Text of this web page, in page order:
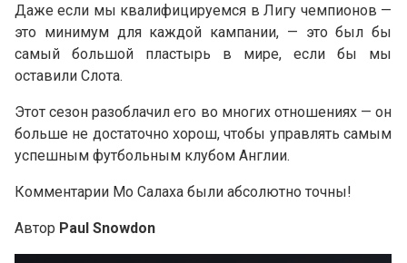
Даже если мы квалифицируемся в Лигу чемпионов —
это минимум для каждой кампании, — это был бы
самый большой пластырь в мире, если бы мы
оставили Слота.
Этот сезон разоблачил его во многих отношениях — он
больше не достаточно хорош, чтобы управлять самым
успешным футбольным клубом Англии.
Комментарии Мо Салаха были абсолютно точны!
Автор Paul Snowdon